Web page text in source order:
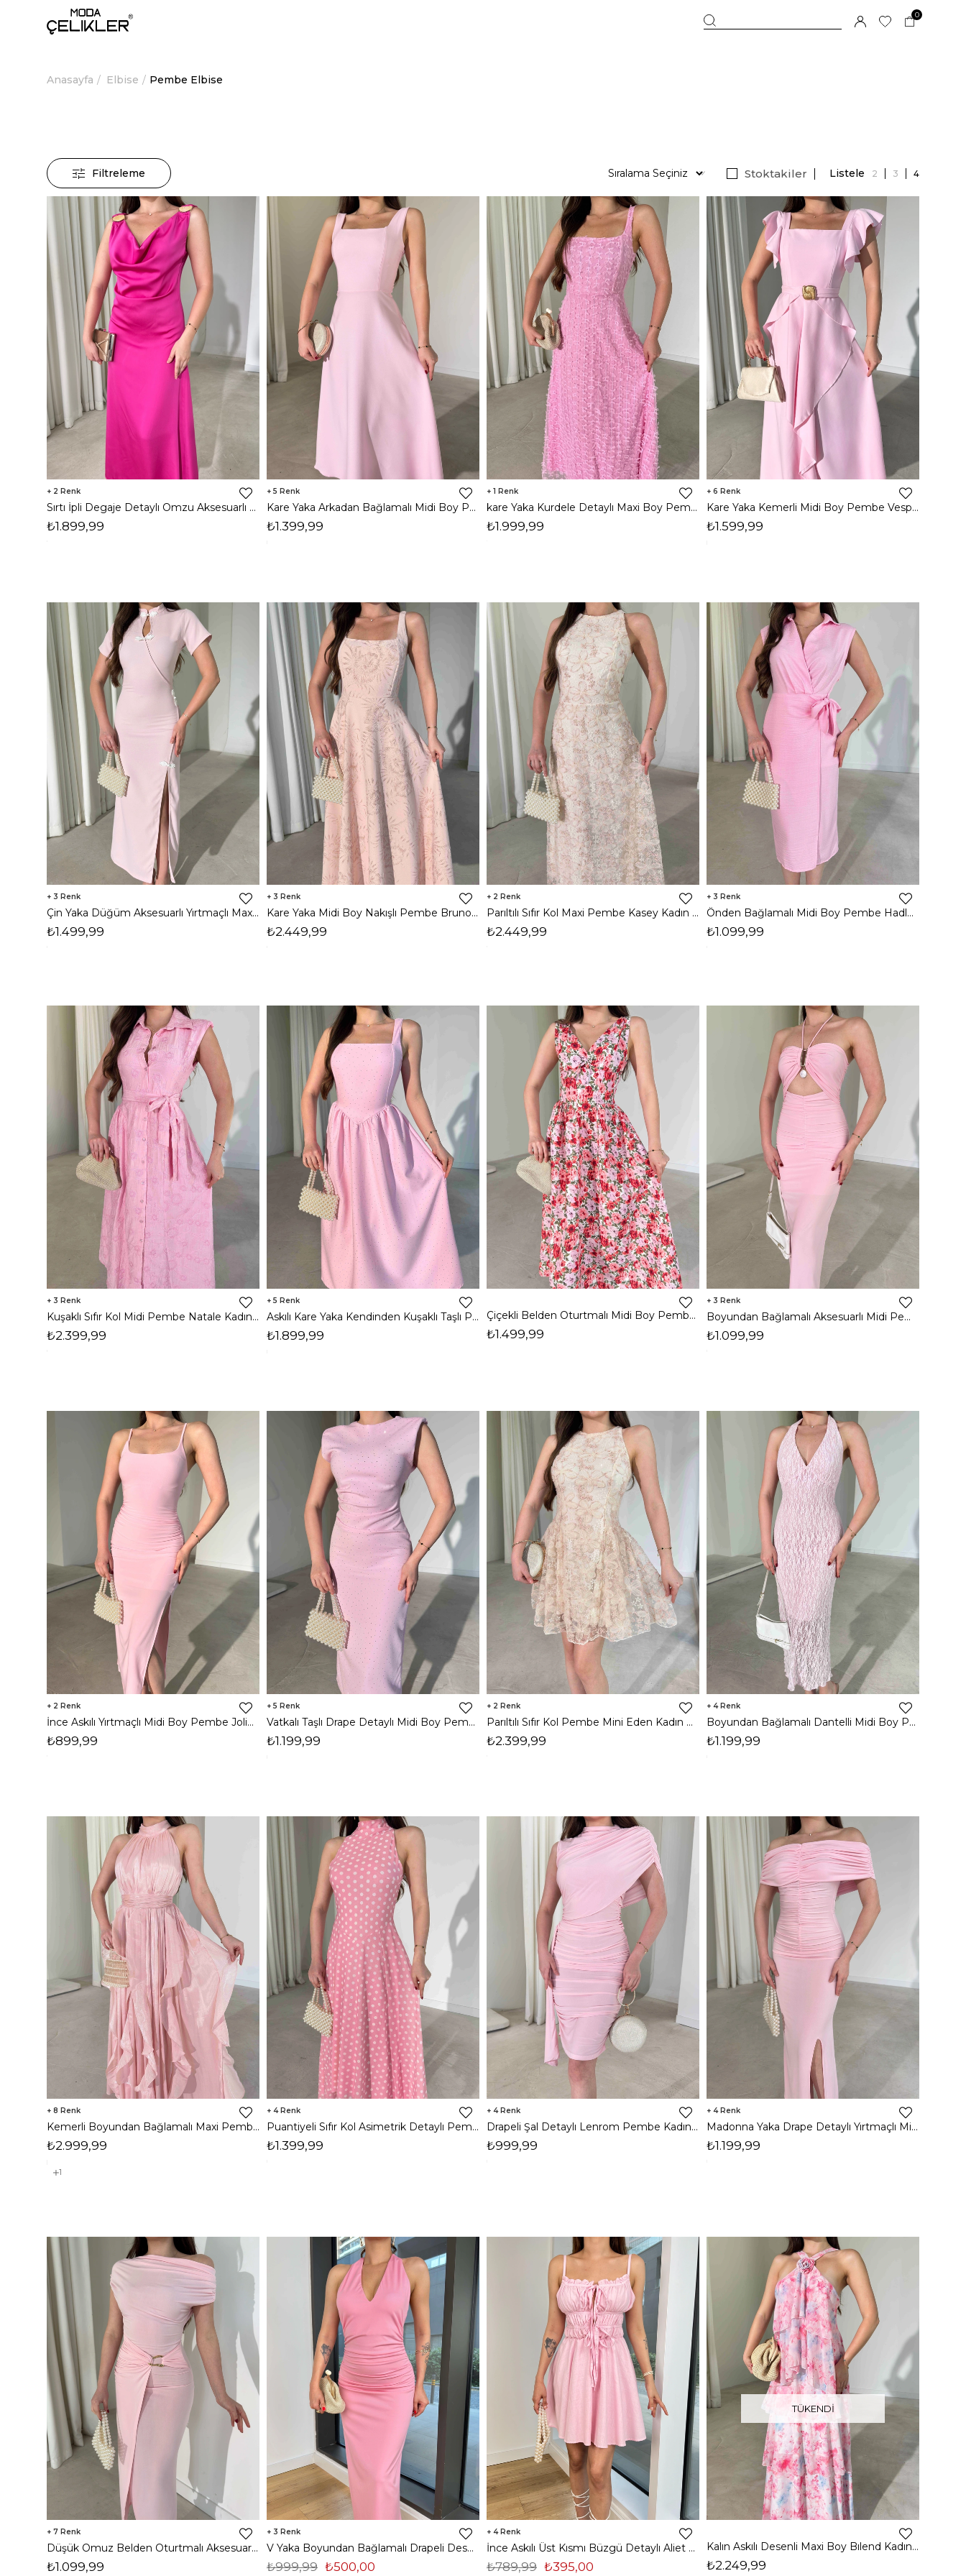
0
Anasayfa Elbise Pembe Elbise
Filtreleme Stoktakiler
2
Sırtı İpli Degaje Detaylı Omzu Aksesuarlı Midi Boy Pembe Forrest Kadın Elbise 26Y456
₺1.899,99
5
Kare Yaka Arkadan Bağlamalı Midi Boy Pembe Brandy Kadın Elbise 26Y163
₺1.399,99
1
kare Yaka Kurdele Detaylı Maxi Boy Pembe Krizia Kadın Elbise 26Y393
₺1.999,99
6
Kare Yaka Kemerli Midi Boy Pembe Vesper Kadın Elbise 26Y391
₺1.599,99
3
Çin Yaka Düğüm Aksesuarlı Yırtmaçlı Maxi Pembe Jonah Kadın Elbise 26Y343
₺1.499,99
3
Kare Yaka Midi Boy Nakışlı Pembe Bruno Kadın Elbise 26Y326
₺2.449,99
2
Parıltılı Sıfır Kol Maxi Pembe Kasey Kadın Elbise 26Y266
₺2.449,99
3
Önden Bağlamalı Midi Boy Pembe Hadley Kadın Elbise 26Y319
₺1.099,99
3
Kuşaklı Sıfır Kol Midi Pembe Natale Kadın Elbise 26Y318
₺2.399,99
5
Askılı Kare Yaka Kendinden Kuşaklı Taşlı Pembe Aden Kadın Elbise 26Y316
₺1.899,99
Çiçekli Belden Oturtmalı Midi Boy Pembe Tatum Kadın elbise 26Y311
₺1.499,99
3
Boyundan Bağlamalı Aksesuarlı Midi Pembe Lamont Kadın Elbise 26Y306
₺1.099,99
2
İnce Askılı Yırtmaçlı Midi Boy Pembe Jolie Kadın Elbise 26Y304
₺899,99
5
Vatkalı Taşlı Drape Detaylı Midi Boy Pembe Jesep Kadın Elbise 26Y282
₺1.199,99
2
Parıltılı Sıfır Kol Pembe Mini Eden Kadın Elbise 26Y265
₺2.399,99
4
Boyundan Bağlamalı Dantelli Midi Boy Pembe Kavroni Kadın Elbise 26Y267
₺1.199,99
8
Kemerli Boyundan Bağlamalı Maxi Pembe Preston Kadın Elbise 26Y211
₺2.999,99
1
4
Puantiyeli Sıfır Kol Asimetrik Detaylı Pembe Fausta Kadın Elbise 26Y191
₺1.399,99
4
Drapeli Şal Detaylı Lenrom Pembe Kadın Elbise 26Y011
₺999,99
4
Madonna Yaka Drape Detaylı Yırtmaçlı Midi Pembe Onlim Kadın Elbise 26Y083
₺1.199,99
7
Düşük Omuz Belden Oturtmalı Aksesuar Detaylı Toz Pembe Kamrı Kadın Elbise 26Y084
₺1.099,99
3
V Yaka Boyundan Bağlamalı Drapeli Despac Pembe Kadın Elbise 25Y443
₺500,00
₺999,99
4
İnce Askılı Üst Kısmı Büzgü Detaylı Aliet Kadın Pembe Mini Elbise 24Y721
₺395,00
₺789,99
TÜKENDI
Kalın Askılı Desenli Maxi Boy Bılend Kadın Elbise 26Y448
₺2.249,99